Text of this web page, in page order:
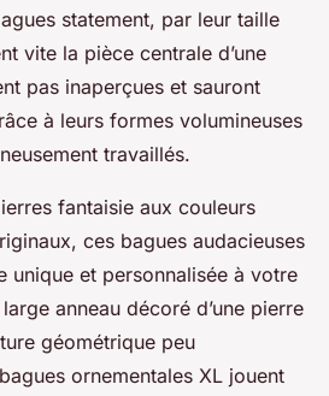
statement, par leur taille
vite la pièce centrale d’une
pas inaperçues et sauront
à leurs formes volumineuses
travaillés.
fantaisie aux couleurs
ces bagues audacieuses
unique et personnalisée à votre
anneau décoré d’une pierre
géométrique peu
ornementales XL jouent